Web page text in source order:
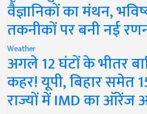
वैज्ञानिकों का मंथन,
तकनीकों पर बनी नई
Weather
अगले 12 घंटों के भीतर
कहर! यूपी, बिहार समेत
राज्यों में IMD का ऑरेंज